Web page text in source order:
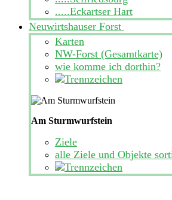
.....Eckartser Hart
Neuwirtshauser Forst
Karten
NW-Forst (Gesamtkarte)
wie komme ich dorthin?
Am Sturmwurfstein
Ziele
alle Ziele und Objekte